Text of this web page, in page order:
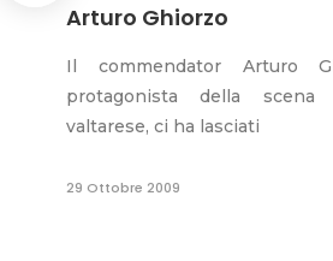
Arturo Ghiorzo
Il commendator Arturo
protagonista della scena
valtarese, ci ha lasciati
29 Ottobre 2009